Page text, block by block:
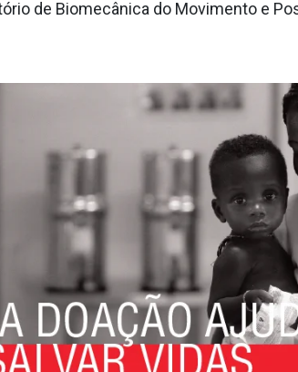
de Biomecânica do Movimento e